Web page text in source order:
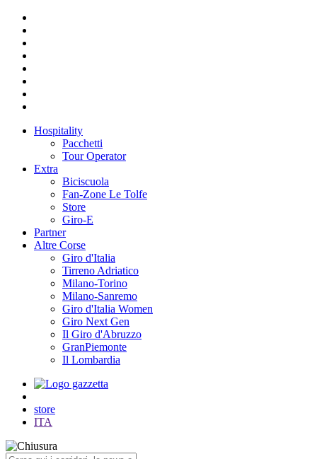
Hospitality
Pacchetti
Tour Operator
Extra
Biciscuola
Fan-Zone Le Tolfe
Store
Giro-E
Partner
Altre Corse
Giro d'Italia
Tirreno Adriatico
Milano-Torino
Milano-Sanremo
Giro d'Italia Women
Giro Next Gen
Il Giro d'Abruzzo
GranPiemonte
Il Lombardia
store
ITA